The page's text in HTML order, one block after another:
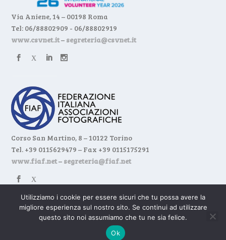
Via Aniene, 14 – 00198 Roma
Tel: 06/88802909 - 06/88802919
www.csvnet.it– segreteria@csvnet.it
Corso San Martino, 8 – 10122 Torino
Tel. +39 0115629479 – Fax +39 0115175291
www.fiaf.net– segreteria@fiaf.net
Progettato daElegant Themes| Alimentato daWordPress
Privacy
Utilizziamo i cookie per essere sicuri che tu possa avere la
migliore esperienza sul nostro sito. Se continui ad utilizzare
questo sito noi assumiamo che tu ne sia felice.
Ok